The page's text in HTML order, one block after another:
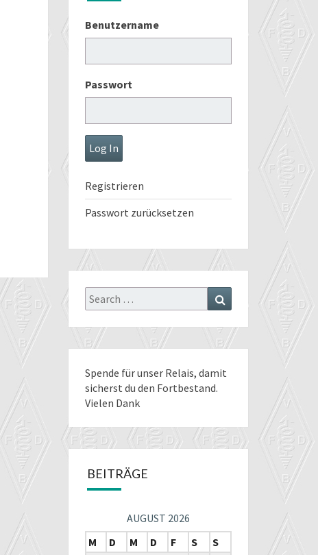
Benutzername
Passwort
Registrieren
Passwort zurücksetzen
Search
for:
Spende für unser Relais, damit
sicherst du den Fortbestand.
Vielen Dank
BEITRÄGE
AUGUST 2026
M
D M D F S
S